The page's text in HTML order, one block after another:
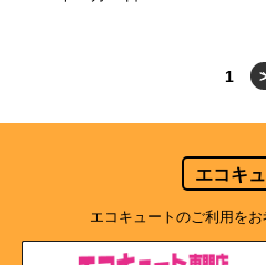
1
エコキ
エコキュートのご利用を